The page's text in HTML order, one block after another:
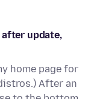
after update,
home page for
After an